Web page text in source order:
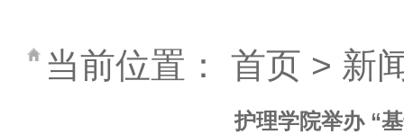
当前位置： 首页 > 新
护理学院举办 “